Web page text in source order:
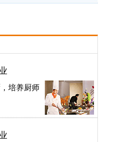
培养厨师